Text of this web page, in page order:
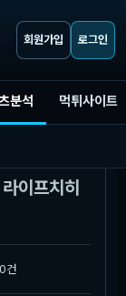
회원가입 로그인
분석 먹튀사이트
이프치히
0건